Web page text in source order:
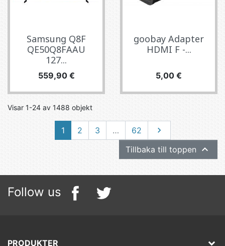
Samsung Q8F
QE50Q8FAAU
127...
Pris
559,90 €
goobay Adapter
HDMI F -...
Pris
5,00 €
Visar 1-24 av 1488 objekt
1 2 3 … 62 Nästa

Tillbaka till toppen 
Follow us
PRODUKTER